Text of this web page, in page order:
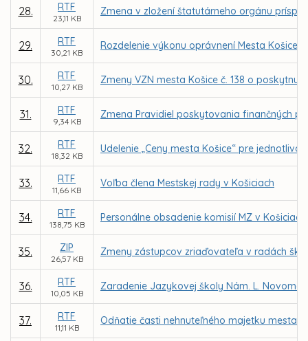
28. RTF
23,11 KB
Zmena v zložení štatutárneho orgánu
29. RTF
30,21 KB
Rozdelenie výkonu oprávnení Mesta
30. RTF
10,27 KB
Zmeny VZN mesta Košice č. 138 o
31. RTF
9,34 KB
Zmena Pravidiel poskytovania finančných
32. RTF
18,32 KB
Udelenie „Ceny mesta Košice“ pre
33. RTF
11,66 KB
Voľba člena Mestskej rady v Košiciach
34. RTF
138,75 KB
Personálne obsadenie komisií MZ v Košiciach
35. ZIP
26,57 KB
Zmeny zástupcov zriaďovateľa v radách
36. RTF
10,05 KB
Zaradenie Jazykovej školy Nám. L.
37. RTF
11,11 KB
Odňatie časti nehnuteľného majetku mesta –